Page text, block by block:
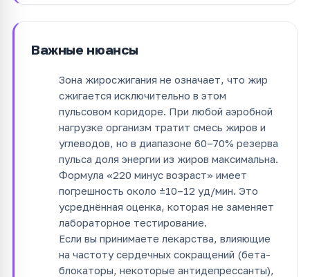
Важные нюансы
Зона жиросжигания не означает, что жир
сжигается исключительно в этом
пульсовом коридоре. При любой аэробной
нагрузке организм тратит смесь жиров и
углеводов, но в диапазоне 60–70% резерва
пульса доля энергии из жиров максимальна.
Формула «220 минус возраст» имеет
погрешность около ±10–12 уд/мин. Это
усреднённая оценка, которая не заменяет
лабораторное тестирование.
Если вы принимаете лекарства, влияющие
на частоту сердечных сокращений (бета-
блокаторы, некоторые антидепрессанты),